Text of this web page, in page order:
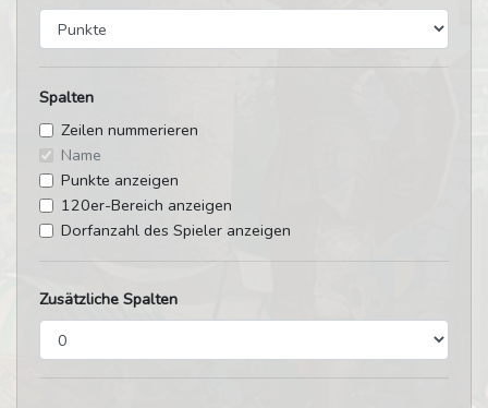
Spalten
Zeilen nummerieren
Name
Punkte anzeigen
120er-Bereich anzeigen
Dorfanzahl des Spieler anzeigen
Zusätzliche Spalten